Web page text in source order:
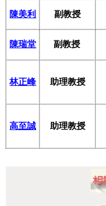
陳美利 副教授
陳瑞堂 副教授
林正峰 助理教授
高至誠 助理教授